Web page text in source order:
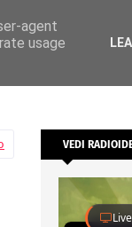
VEDI
agent
usage